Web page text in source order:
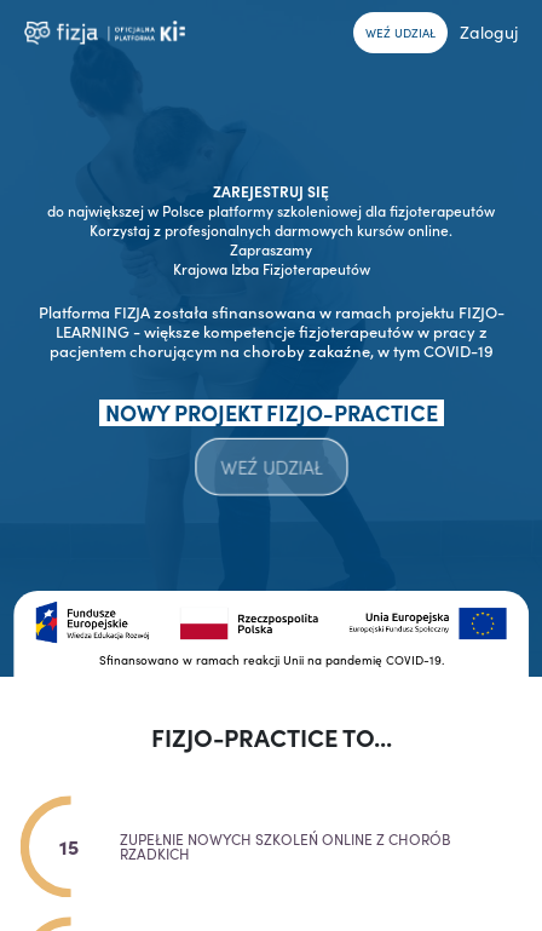
WEŹ UDZIAŁ Zaloguj
Sfinansowano w ramach reakcji Unii na pandemię COVID-19.
ZAREJESTRUJ SIĘ
do największej w Polsce platformy szkoleniowej dla fizjoterapeutów
Korzystaj z profesjonalnych darmowych kursów online.
Zapraszamy
Krajowa Izba Fizjoterapeutów
Platforma FIZJA została sfinansowana w ramach projektu FIZJO-
LEARNING - większe kompetencje fizjoterapeutów w pracy z
pacjentem chorującym na choroby zakaźne, w tym COVID-19
NOWY PROJEKT FIZJO-PRACTICE
WEŹ UDZIAŁ
FIZJO-PRACTICE TO...
15 ZUPEŁNIE NOWYCH SZKOLEŃ ONLINE Z CHORÓB
RZADKICH